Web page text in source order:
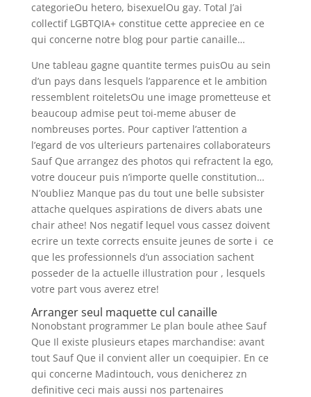
categorieOu hetero, bisexuelOu gay. Total J’ai
collectif LGBTQIA+ constitue cette appreciee en ce
qui concerne notre blog pour partie canaille…
Une tableau gagne quantite termes puisOu au sein
d’un pays dans lesquels l’apparence et le ambition
ressemblent roiteletsOu une image prometteuse et
beaucoup admise peut toi-meme abuser de
nombreuses portes. Pour captiver l’attention a
l’egard de vos ulterieurs partenaires collaborateurs
Sauf Que arrangez des photos qui refractent la ego,
votre douceur puis n’importe quelle constitution…
N’oubliez Manque pas du tout une belle subsister
attache quelques aspirations de divers abats une
chair athee! Nos negatif lequel vous cassez doivent
ecrire un texte corrects ensuite jeunes de sorte i ce
que les professionnels d’un association sachent
posseder de la actuelle illustration pour , lesquels
votre part vous averez etre!
Arranger seul maquette cul canaille
Nonobstant programmer Le plan boule athee Sauf
Que Il existe plusieurs etapes marchandise: avant
tout Sauf Que il convient aller un coequipier. En ce
qui concerne Madintouch, vous denicherez zn
definitive ceci mais aussi nos partenaires